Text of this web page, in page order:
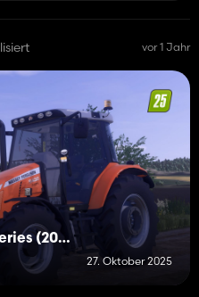
vor 1 Jahr
Massey Ferguson 5400 Series (2013-2017)
27. Oktober 2025